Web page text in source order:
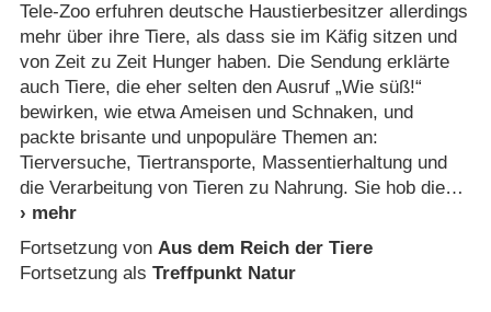
Tele-Zoo erfuhren deutsche Haustierbesitzer allerdings
mehr über ihre Tiere, als dass sie im Käfig sitzen und
von Zeit zu Zeit Hunger haben. Die Sendung erklärte
auch Tiere, die eher selten den Ausruf „Wie süß!“
bewirken, wie etwa Ameisen und Schnaken, und
packte brisante und unpopuläre Themen an:
Tierversuche, Tiertransporte, Massentierhaltung und
die Verarbeitung von Tieren zu Nahrung. Sie hob die
Fortsetzung von Aus dem Reich der Tiere
Fortsetzung als Treffpunkt Natur